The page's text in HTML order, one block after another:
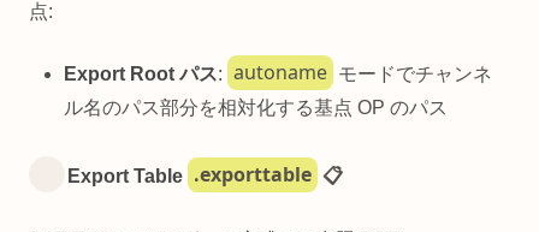
点:
Export Root パス: autoname モードでチャンネ
ル名のパス部分を相対化する基点 OP のパス
Export Table .exporttable 📋